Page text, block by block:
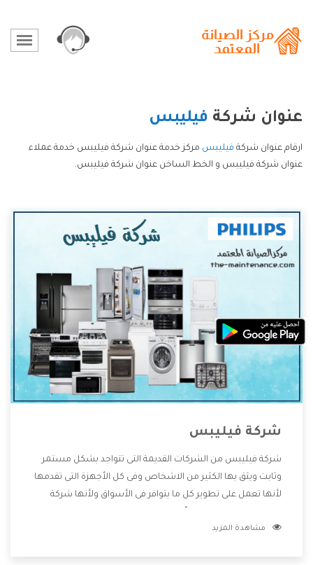
عنوان شركة فيليبس
ارقام عنوان شركة فيليبس مركز خدمة عنوان شركة فيليبس خدمة عملاء
عنوان شركة فيليبس و الخط الساخن عنوان شركة فيليبس.
شركة فيليبس
شركة فيليبس من الشركات القديمة التى تتواجد بشكل مستمر
وثابت ويثق بها الكثير من الاشخاص وفى كل الأجهزة التى تقدمها
لأنها تعمل على تطوير كل ما يتوافر فى الأسواق ولأنها شركة
وتقدم للعملاء أقوى العروض والخصومات التى تسهل على
مشاهدة المزيد